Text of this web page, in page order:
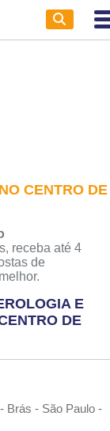
CENTRO DE
receba até 4
de
E
DE
Brás - São Paulo -